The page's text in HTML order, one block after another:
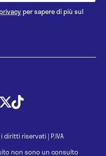
per sapere di più sul
diritti riservati | P.IVA
non sono un consulto